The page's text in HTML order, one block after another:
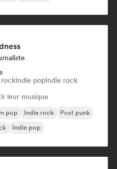
rockIndie popIndie rock
leur musique
pop Indie rock
Post punk
Indie pop